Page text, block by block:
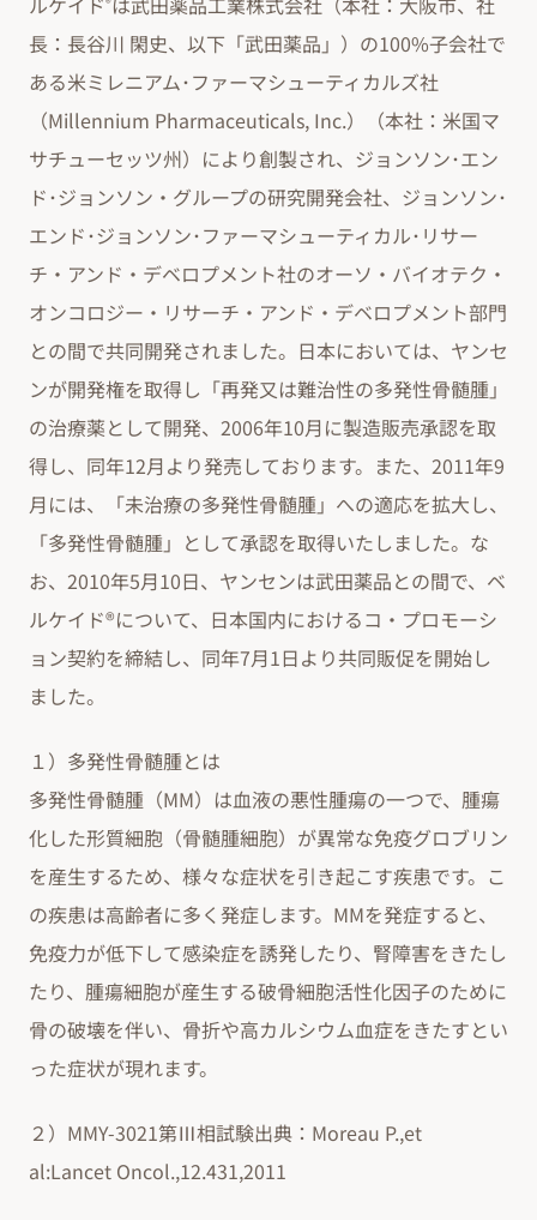
長：長谷川 閑史、以下「武田薬品」）の100%子会社で
ある米ミレニアム･ファーマシューティカルズ社
（Millennium Pharmaceuticals, Inc.）（本社：米国マ
サチューセッツ州）により創製され、ジョンソン･エン
ド･ジョンソン・グループの研究開発会社、ジョンソン･
エンド･ジョンソン･ファーマシューティカル･リサー
チ・アンド・デベロプメント社のオーソ・バイオテク・
オンコロジー・リサーチ・アンド・デベロプメント部門
との間で共同開発されました。日本においては、ヤンセ
ンが開発権を取得し「再発又は難治性の多発性骨髄腫」
の治療薬として開発、2006年10月に製造販売承認を取
得し、同年12月より発売しております。また、2011年9
月には、「未治療の多発性骨髄腫」への適応を拡大し、
「多発性骨髄腫」として承認を取得いたしました。な
お、2010年5月10日、ヤンセンは武田薬品との間で、ベ
ルケイド®について、日本国内におけるコ・プロモーシ
ョン契約を締結し、同年7月1日より共同販促を開始し
ました。
１）多発性骨髄腫とは
多発性骨髄腫（MM）は血液の悪性腫瘍の一つで、腫瘍
化した形質細胞（骨髄腫細胞）が異常な免疫グロブリン
を産生するため、様々な症状を引き起こす疾患です。こ
の疾患は高齢者に多く発症します。MMを発症すると、
免疫力が低下して感染症を誘発したり、腎障害をきたし
たり、腫瘍細胞が産生する破骨細胞活性化因子のために
骨の破壊を伴い、骨折や高カルシウム血症をきたすとい
った症状が現れます。
２）MMY-3021第Ⅲ相試験出典：Moreau P.,et
al:Lancet Oncol.,12.431,2011